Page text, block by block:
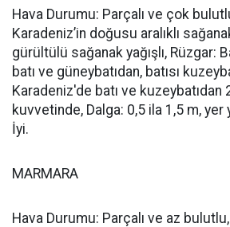
Hava Durumu: Parçalı ve çok
Karadeniz’in doğusu aralıklı
gürültülü sağanak yağışlı, Rüzgar:
batı ve güneybatıdan, batısı
Karadeniz'de batı ve kuzeybatıdan
kuvvetinde, Dalga: 0,5 ila 1,5 m, yer
İyi.
MARMARA
Hava Durumu: Parçalı ve az